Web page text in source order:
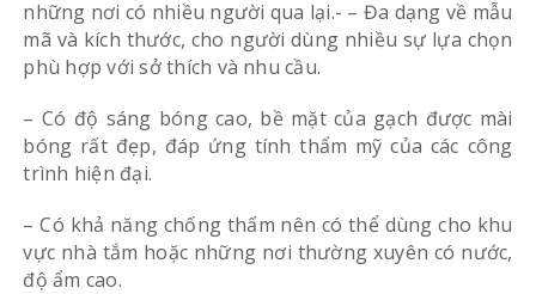
những nơi có nhiều người qua lại.- – Đa dạng về mẫu
mã và kích thước, cho người dùng nhiều sự lựa chọn
phù hợp với sở thích và nhu cầu.
– Có độ sáng bóng cao, bề mặt của gạch được mài
bóng rất đẹp, đáp ứng tính thẩm mỹ của các công
trình hiện đại.
– Có khả năng chống thấm nên có thể dùng cho khu
vực nhà tắm hoặc những nơi thường xuyên có nước,
độ ẩm cao.